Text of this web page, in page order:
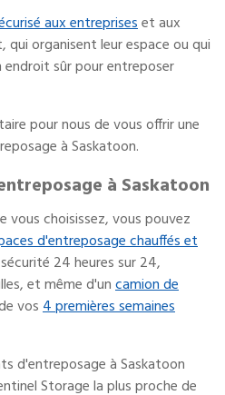
aux entrepriseset aux
organisent leur espace ou qui
sûr pour entreposer
pour nous de vous offrir une
à Saskatoon.
à Saskatoon
vous choisissez, vous pouvez
d'entreposage chauffés et
24 heures sur 24,
et même d'uncamion de
vos4 premières semaines
d'entreposage à Saskatoon
Storage la plus proche de